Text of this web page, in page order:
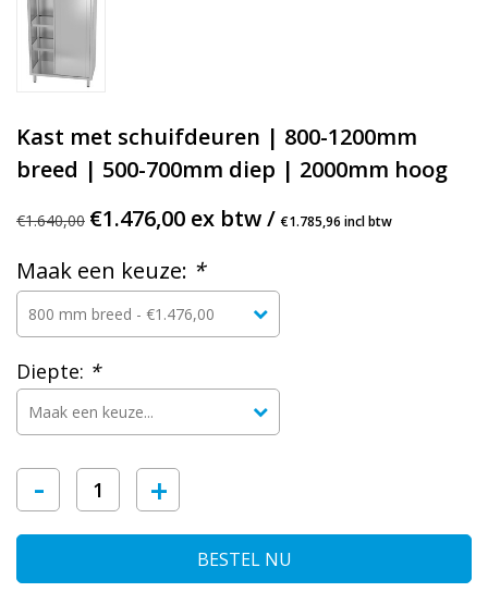
Kast met schuifdeuren | 800-1200mm
breed | 500-700mm diep | 2000mm hoog
€1.640,00 €1.476,00 ex btw /€1.785,96 incl btw
Maak een keuze: *
Diepte: *
- +
BESTEL NU